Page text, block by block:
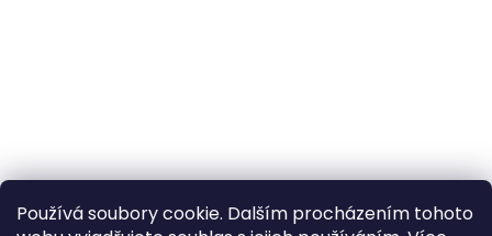
Používá soubory cookie. Dalším procházením tohoto